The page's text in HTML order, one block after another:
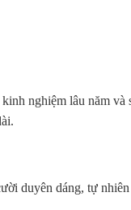
nghiệm lâu năm và
duyên dáng, tự